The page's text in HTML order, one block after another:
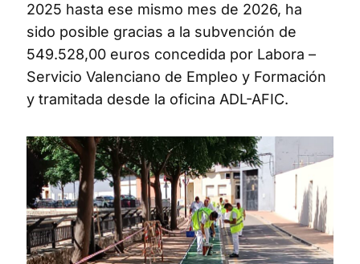
2025 hasta ese mismo mes de 2026, ha
sido posible gracias a la subvención de
549.528,00 euros concedida por Labora –
Servicio Valenciano de Empleo y Formación
y tramitada desde la oficina ADL-AFIC.